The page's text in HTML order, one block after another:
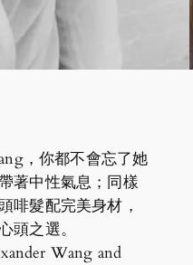
，你都不會忘了她
著中性氣息；同樣
啡髮配完美身材，
頭之選。
Wang and